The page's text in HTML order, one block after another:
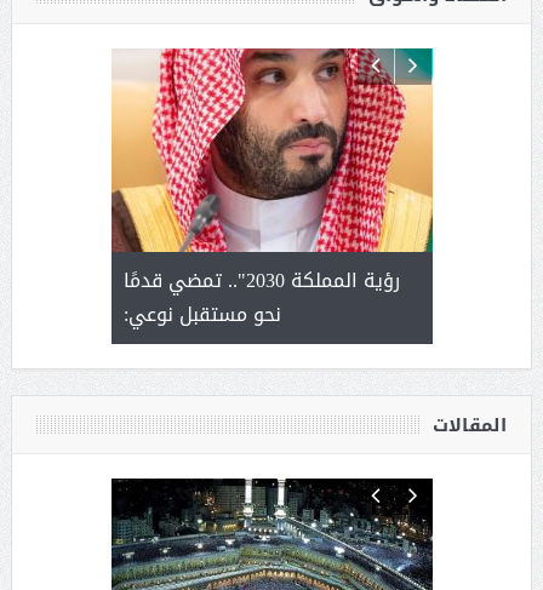
يحصل
رؤية المملكة 2030".. تمضي قدمًا
نحو مستقبل نوعي:
المقالات